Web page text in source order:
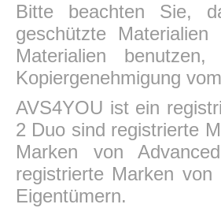
Bitte beachten Sie,
geschützte
Materialien
Kopiergenehmigung
AVS4YOU ist ein
2 Duo sind registrierte
Marken von
registrierte Marken
Eigentümern.